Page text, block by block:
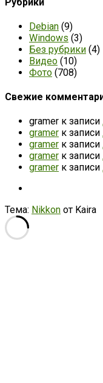
Debian (9)
Windows (3)
Без рубрики (4)
Видео (10)
Фото (708)
Свежие
gramer к записи
gramer к записи
gramer к записи
gramer к записи
gramer к записи
Тема: Nikkon от Kaira